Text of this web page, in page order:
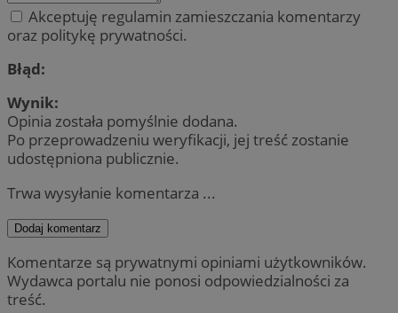
Akceptuję regulamin zamieszczania komentarzy
oraz politykę prywatności.
Błąd:
Wynik:
Opinia została pomyślnie dodana.
Po przeprowadzeniu weryfikacji, jej treść zostanie
udostępniona publicznie.
Trwa wysyłanie komentarza ...
Dodaj komentarz
Komentarze są prywatnymi opiniami użytkowników.
Wydawca portalu nie ponosi odpowiedzialności za
treść.